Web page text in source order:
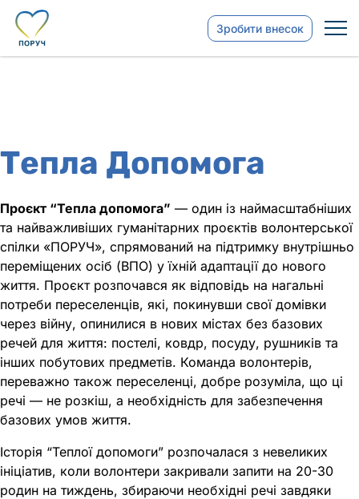
Зробити внесок
Тепла Допомога
Проєкт “Тепла допомога” — один із наймасштабніших
та найважливіших гуманітарних проєктів волонтерської
спілки «ПОРУЧ», спрямований на підтримку внутрішньо
переміщених осіб (ВПО) у їхній адаптації до нового
життя. Проєкт розпочався як відповідь на нагальні
потреби переселенців, які, покинувши свої домівки
через війну, опинилися в нових містах без базових
речей для життя: постелі, ковдр, посуду, рушників та
інших побутових предметів. Команда волонтерів,
переважно також переселенці, добре розуміла, що ці
речі — не розкіш, а необхідність для забезпечення
базових умов життя.
Історія “Теплої допомоги” розпочалася з невеликих
ініціатив, коли волонтери закривали запити на 20-30
родин на тиждень, збираючи необхідні речі завдяки